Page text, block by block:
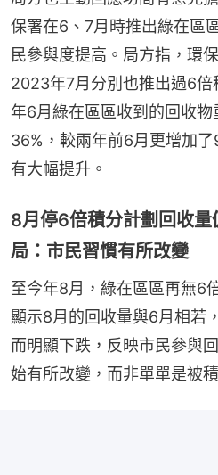
保署在6、7月時推出綠在區
民參與度提高。局方指，環
2023年7月分別也推出過6倍
年6月綠在區區收到的回收
36%，較兩年前6月更增加
有大幅提升。
8月停6倍積分計劃回收
局：市民習慣有所改變
至今年8月，綠在區區再無6
顯示8月的回收量與6月相若
而明顯下跌，反映市民參與
始有所改變，而非單單是被